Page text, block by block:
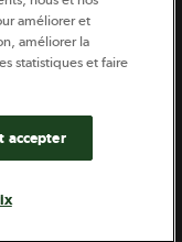
Groupe Coopératif.
coopération agricole
améliorer et
améliorer la
statistiques et faire
accepter